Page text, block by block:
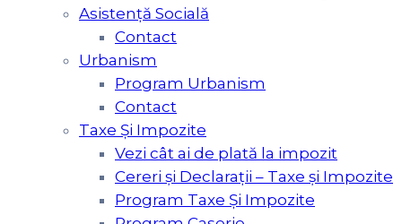
Asistenţă Socială
Contact
Urbanism
Program Urbanism
Contact
Taxe Şi Impozite
Vezi cât ai de plată la impozit
Cereri și Declarații – Taxe și Impozite
Program Taxe Și Impozite